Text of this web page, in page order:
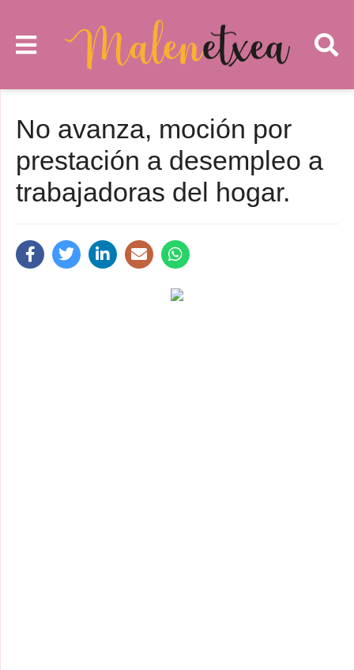
No avanza, moción por
prestación a desempleo a
trabajadoras del hogar.